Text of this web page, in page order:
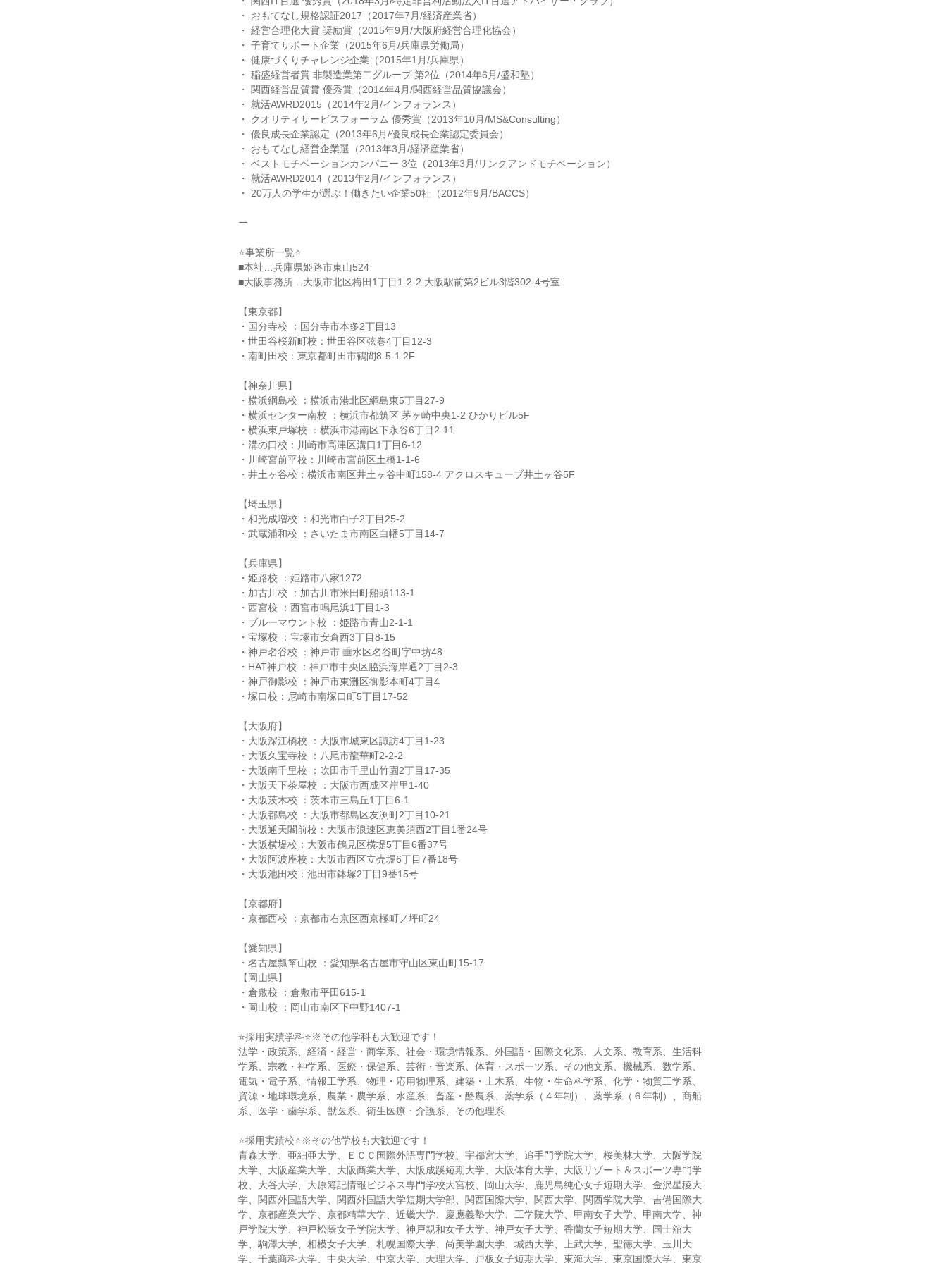
・ おもてなし規格認証2017（2017年7月/経済産業省）
・ 経営合理化大賞 奨励賞（2015年9月/大阪府経営合理化協会）
・ 子育てサポート企業（2015年6月/兵庫県労働局）
・ 健康づくりチャレンジ企業（2015年1月/兵庫県）
・ 稲盛経営者賞 非製造業第二グループ 第2位（2014年6月/盛和塾）
・ 関西経営品質賞 優秀賞（2014年4月/関西経営品質協議会）
・ 就活AWRD2015（2014年2月/インフォランス）
・ クオリティサービスフォーラム 優秀賞（2013年10月/MS&Consulting）
・ 優良成長企業認定（2013年6月/優良成長企業認定委員会）
・ おもてなし経営企業選（2013年3月/経済産業省）
・ ベストモチベーションカンパニー 3位（2013年3月/リンクアンドモチベーション）
・ 就活AWRD2014（2013年2月/インフォランス）
・ 20万人の学生が選ぶ！働きたい企業50社（2012年9月/BACCS）
ー
⭐事業所一覧⭐
■本社…兵庫県姫路市東山524
■大阪事務所…大阪市北区梅田1丁目1-2-2 大阪駅前第2ビル3階302-4号室
【東京都】
・国分寺校 ：国分寺市本多2丁目13
・世田谷桜新町校：世田谷区弦巻4丁目12-3
・南町田校：東京都町田市鶴間8-5-1 2F
【神奈川県】
・横浜綱島校 ：横浜市港北区綱島東5丁目27-9
・横浜センター南校 ：横浜市都筑区 茅ヶ崎中央1-2 ひかりビル5F
・横浜東戸塚校 ：横浜市港南区下永谷6丁目2-11
・溝の口校：川崎市高津区溝口1丁目6-12
・川崎宮前平校：川崎市宮前区土橋1-1-6
・井土ヶ谷校：横浜市南区井土ヶ谷中町158-4 アクロスキューブ井土ヶ谷5F
【埼玉県】
・和光成増校 ：和光市白子2丁目25-2
・武蔵浦和校 ：さいたま市南区白幡5丁目14-7
【兵庫県】
・姫路校 ：姫路市八家1272
・加古川校 ：加古川市米田町船頭113-1
・西宮校 ：西宮市鳴尾浜1丁目1-3
・ブルーマウント校 ：姫路市青山2-1-1
・宝塚校 ：宝塚市安倉西3丁目8-15
・神戸名谷校 ：神戸市 垂水区名谷町字中坊48
・HAT神戸校 ：神戸市中央区脇浜海岸通2丁目2-3
・神戸御影校 ：神戸市東灘区御影本町4丁目4
・塚口校：尼崎市南塚口町5丁目17-52
【大阪府】
・大阪深江橋校 ：大阪市城東区諏訪4丁目1-23
・大阪久宝寺校 ：八尾市龍華町2-2-2
・大阪南千里校 ：吹田市千里山竹園2丁目17-35
・大阪天下茶屋校 ：大阪市西成区岸里1-40
・大阪茨木校 ：茨木市三島丘1丁目6-1
・大阪都島校 ：大阪市都島区友渕町2丁目10-21
・大阪通天閣前校：大阪市浪速区恵美須西2丁目1番24号
・大阪横堤校：大阪市鶴見区横堤5丁目6番37号
・大阪阿波座校：大阪市西区立売堀6丁目7番18号
・大阪池田校：池田市鉢塚2丁目9番15号
【京都府】
・京都西校 ：京都市右京区西京極町ノ坪町24
【愛知県】
・名古屋瓢箪山校 ：愛知県名古屋市守山区東山町15-17
【岡山県】
・倉敷校 ：倉敷市平田615-1
・岡山校 ：岡山市南区下中野1407-1
⭐採用実績学科⭐※その他学科も大歓迎です！
法学・政策系、経済・経営・商学系、社会・環境情報系、外国語・国際文化系、人文系、教育系、生活科
学系、宗教・神学系、医療・保健系、芸術・音楽系、体育・スポーツ系、その他文系、機械系、数学系、
電気・電子系、情報工学系、物理・応用物理系、建築・土木系、生物・生命科学系、化学・物質工学系、
資源・地球環境系、農業・農学系、水産系、畜産・酪農系、薬学系（４年制）、薬学系（６年制）、商船
系、医学・歯学系、獣医系、衛生医療・介護系、その他理系
⭐採用実績校⭐※その他学校も大歓迎です！
青森大学、亜細亜大学、ＥＣＣ国際外語専門学校、宇都宮大学、追手門学院大学、桜美林大学、大阪学院
大学、大阪産業大学、大阪商業大学、大阪成蹊短期大学、大阪体育大学、大阪リゾート＆スポーツ専門学
校、大谷大学、大原簿記情報ビジネス専門学校大宮校、岡山大学、鹿児島純心女子短期大学、金沢星稜大
学、関西外国語大学、関西外国語大学短期大学部、関西国際大学、関西大学、関西学院大学、吉備国際大
学、京都産業大学、京都精華大学、近畿大学、慶應義塾大学、工学院大学、甲南女子大学、甲南大学、神
戸学院大学、神戸松蔭女子学院大学、神戸親和女子大学、神戸女子大学、香蘭女子短期大学、国士舘大
学、駒澤大学、相模女子大学、札幌国際大学、尚美学園大学、城西大学、上武大学、聖徳大学、玉川大
学、千葉商科大学、中央大学、中京大学、天理大学、戸板女子短期大学、東海大学、東京国際大学、東京